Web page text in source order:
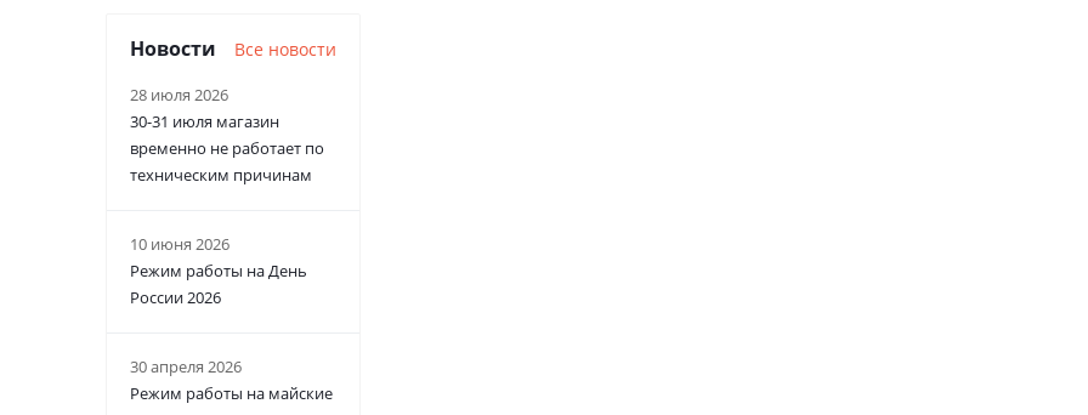
Новости Все новости
28 июля 2026
30-31 июля магазин
временно не работает по
техническим причинам
10 июня 2026
Режим работы на День
России 2026
30 апреля 2026
Режим работы на майские